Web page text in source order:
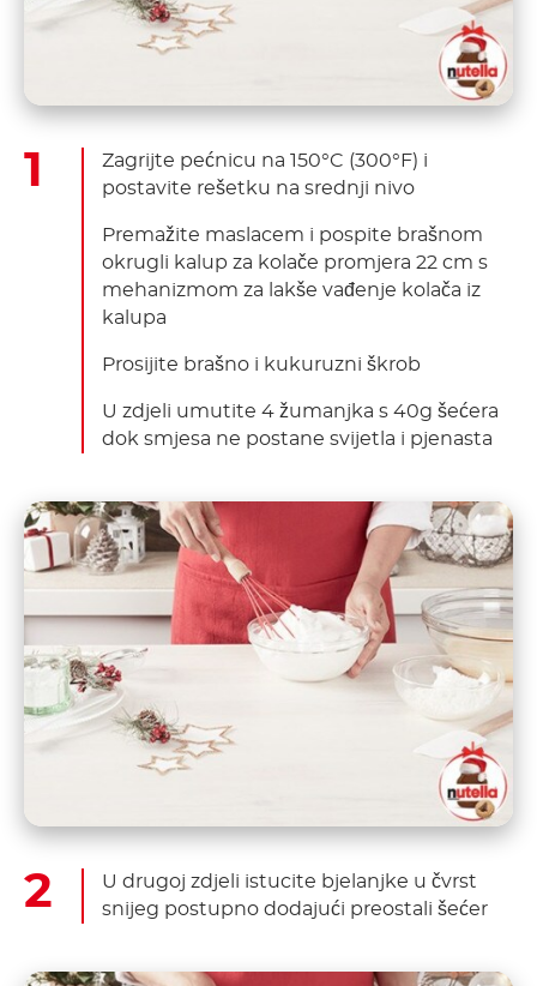
Zagrijte pećnicu na 150°C (300°F) i
postavite rešetku na srednji nivo
Premažite maslacem i pospite brašnom
okrugli kalup za kolače promjera 22 cm s
mehanizmom za lakše vađenje kolača iz
kalupa
Prosijite brašno i kukuruzni škrob
U zdjeli umutite 4 žumanjka s 40g šećera
dok smjesa ne postane svijetla i pjenasta
U drugoj zdjeli istucite bjelanjke u čvrst
snijeg postupno dodajući preostali šećer